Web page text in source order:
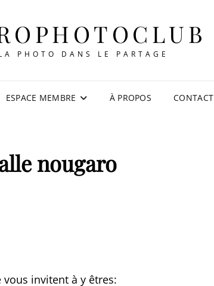
PHOTO DANS LE PARTAGE
ESPACE MEMBRE À PROPOS CONTACT
nougaro
invitent à y êtres: